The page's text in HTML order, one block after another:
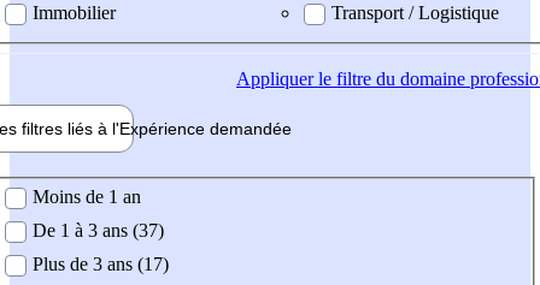
Immobilier
Transport / Logistique
Appliquerle filtre du domaine
filtres liés à l'Expérience demandée
demandée
Moins de 1 an
De 1 à 3 ans (37)
Plus de 3 ans (17)